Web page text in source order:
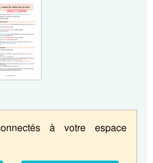
à votre espace